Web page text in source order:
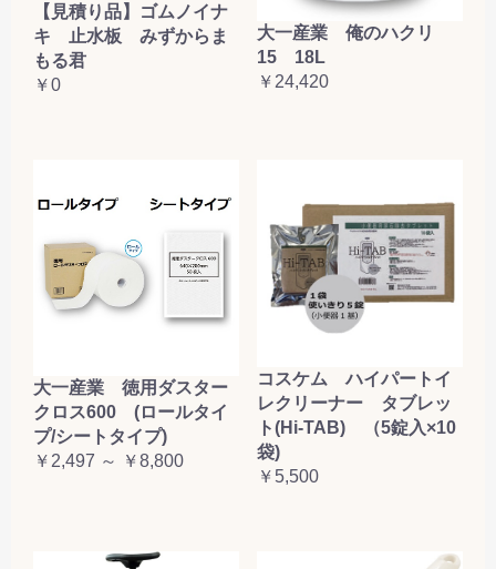
【見積り品】ゴムノイナ
キ 止水板 みずからま
もる君
￥0
大一産業 俺のハクリ
15 18L
￥24,420
大一産業 徳用ダスター
クロス600 (ロールタイ
プ/シートタイプ)
￥2,497 ～ ￥8,800
コスケム ハイパートイ
レクリーナー タブレッ
ト(Hi-TAB) （5錠入×10
袋)
￥5,500